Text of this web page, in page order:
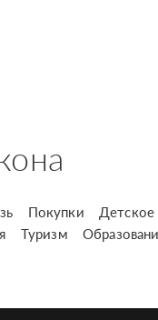
Покупки Детское
Туризм